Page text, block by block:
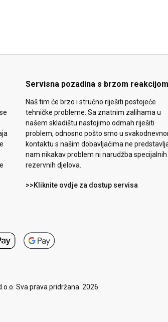
Servisna pozadina s brzom reakcijom
Naš tim će brzo i stručno riješiti postojeće
tehničke probleme. Sa znatnim zalihama u
našem skladištu nastojimo odmah riješiti
problem, odnosno pošto smo u
kontaktu s našim dobavljačima ne
nam nikakav problem ni narudžba specijalnih
rezervnih djelova.
>>Kliknite ovdje za dostup servisa
Sva prava pridržana. 2026